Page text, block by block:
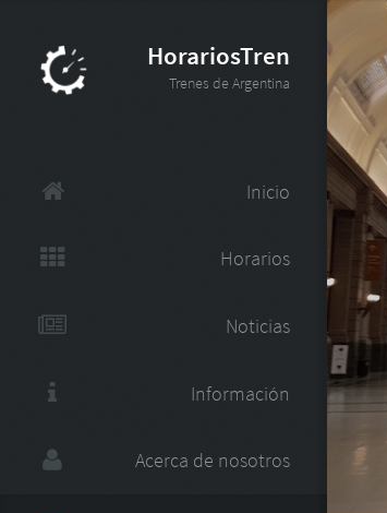
HorariosTren
Trenes de Argentina
Inicio
Horarios
Noticias
Información
Acerca de nosotros